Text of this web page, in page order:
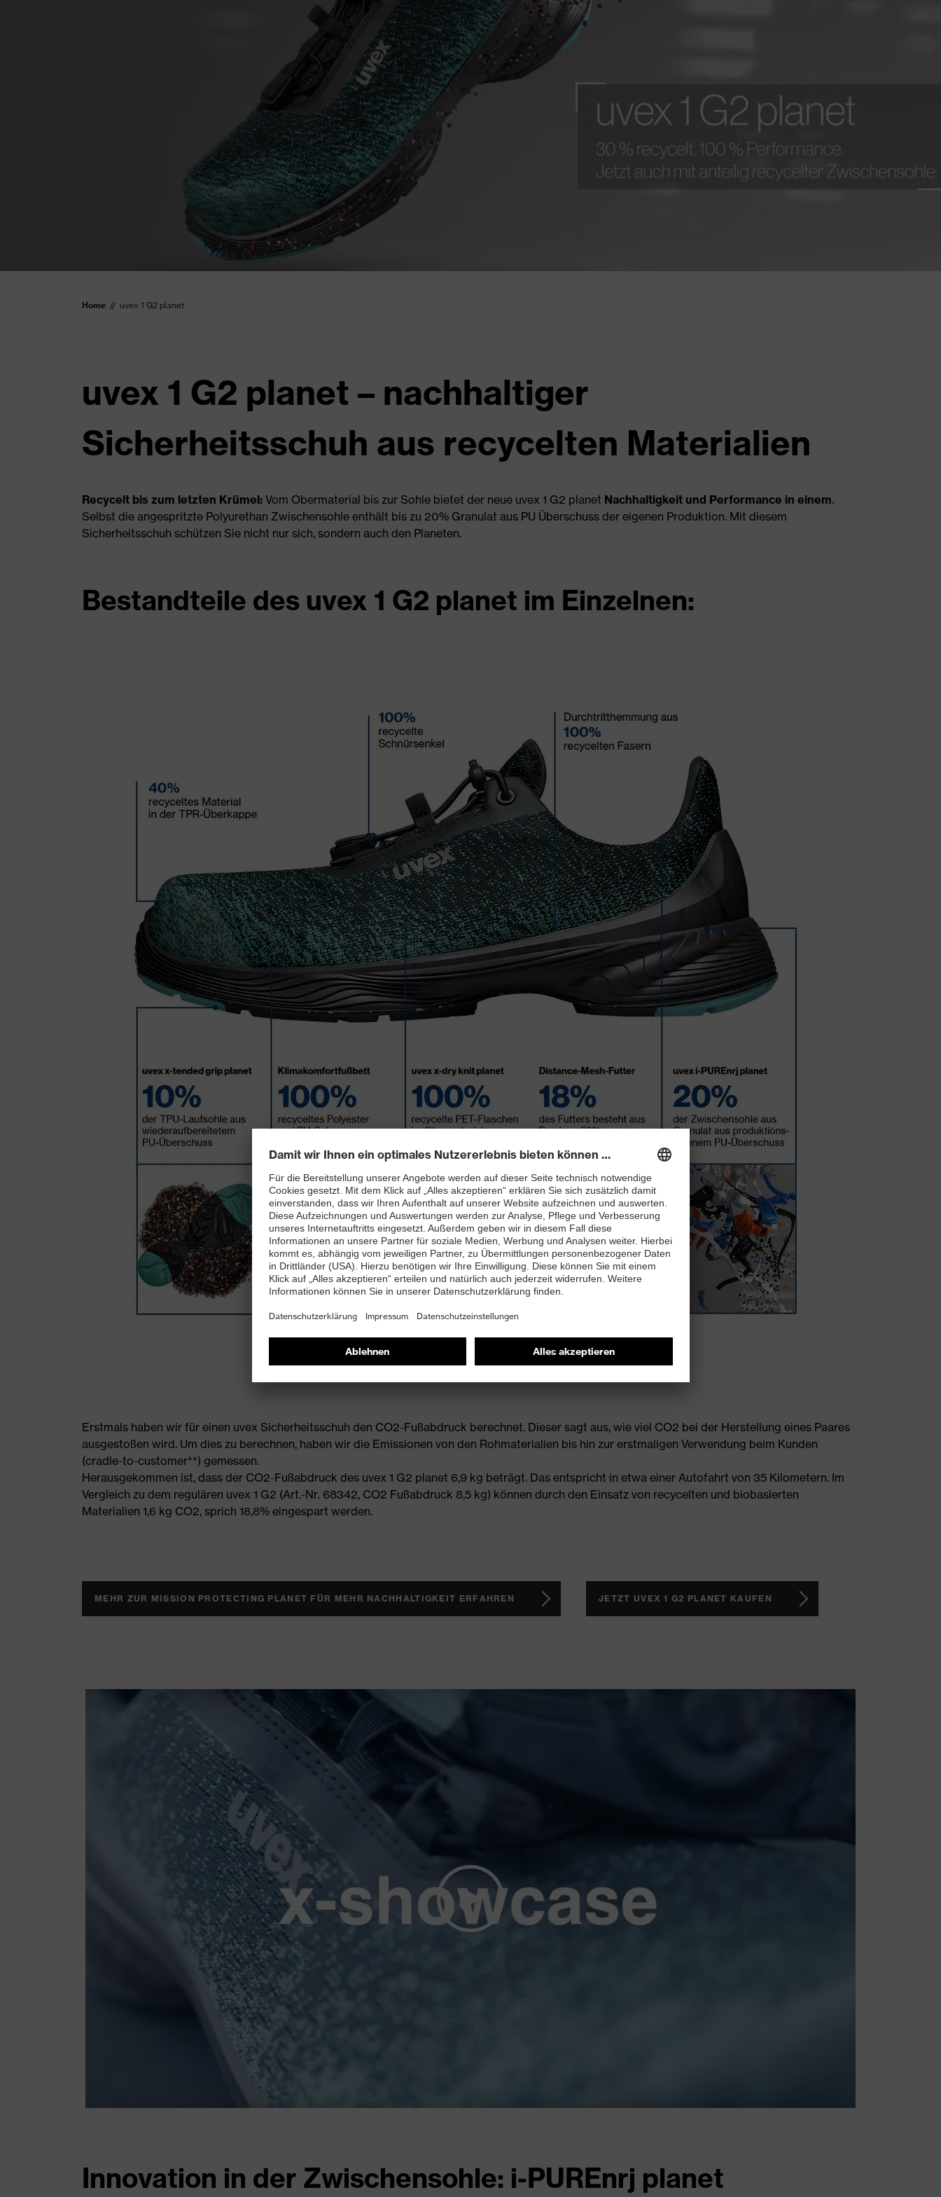
Home uvex 1 G2 planet
uvex 1 G2 planet – nachhaltiger
Sicherheitsschuh aus recycelten Materialien
Recycelt bis zum letzten Krümel: Vom Obermaterial bis zur Sohle bietet der neue uvex 1 G2 planet Nachhaltigkeit und Performance in einem.
Selbst die angespritzte Polyurethan Zwischensohle enthält bis zu 20% Granulat aus PU Überschuss der eigenen Produktion. Mit diesem
Sicherheitsschuh schützen Sie nicht nur sich, sondern auch den Planeten.
Bestandteile des uvex 1 G2 planet im Einzelnen:
Erstmals haben wir für einen uvex Sicherheitsschuh den CO2-Fußabdruck berechnet. Dieser sagt aus, wie viel CO2 bei der Herstellung eines Paares
ausgestoßen wird. Um dies zu berechnen, haben wir die Emissionen von den Rohmaterialien bis hin zur erstmaligen Verwendung beim Kunden
(cradle-to-customer**) gemessen.
Herausgekommen ist, dass der CO2-Fußabdruck des uvex 1 G2 planet 6,9 kg beträgt. Das entspricht in etwa einer Autofahrt von 35 Kilometern. Im
Vergleich zu dem regulären uvex 1 G2 (Art.-Nr. 68342, CO2 Fußabdruck 8,5 kg) können durch den Einsatz von recycelten und biobasierten
Materialien 1,6 kg CO2, sprich 18,8% eingespart werden.
MEHR ZUR MISSION PROTECTING PLANET FÜR MEHR NACHHALTIGKEIT ERFAHREN JETZT UVEX 1 G2 PLANET KAUFEN
Innovation in der Zwischensohle: i-PUREnrj planet